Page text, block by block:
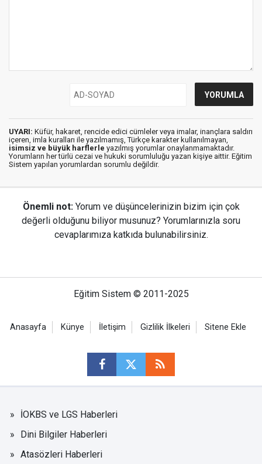
UYARI: Küfür, hakaret, rencide edici cümleler veya imalar, inançlara saldırı
içeren, imla kuralları ile yazılmamış, Türkçe karakter kullanılmayan,
isimsiz ve büyük harflerle yazılmış yorumlar onaylanmamaktadır.
Yorumların her türlü cezai ve hukuki sorumluluğu yazan kişiye aittir. Eğitim
Sistem yapılan yorumlardan sorumlu değildir.
Önemli not: Yorum ve düşüncelerinizin bizim için çok
değerli olduğunu biliyor musunuz? Yorumlarınızla soru
cevaplarımıza katkıda bulunabilirsiniz.
Eğitim Sistem © 2011-2025
Anasayfa Künye İletişim Gizlilik İlkeleri Sitene Ekle
İOKBS ve LGS Haberleri
Dini Bilgiler Haberleri
Atasözleri Haberleri